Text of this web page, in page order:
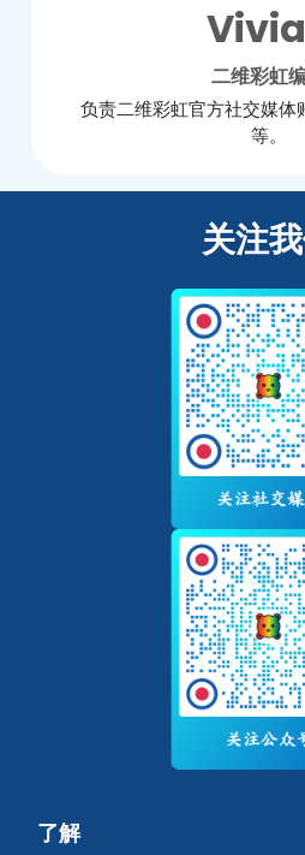
二维彩虹
负责二维彩虹官方社交媒体
等。
关注
了解